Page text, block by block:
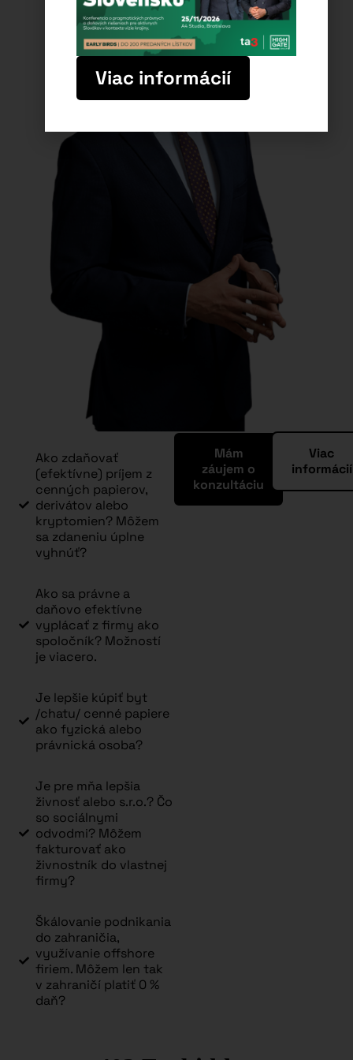
Ako zdaňovať
(efektívne) príjem z
cenných papierov,
derivátov alebo
kryptomien? Môžem
sa zdaneniu úplne
vyhnúť?
Ako sa právne a
daňovo efektívne
vyplácať z firmy ako
spoločník? Možností
je viacero.
Je lepšie kúpiť byt
/chatu/ cenné papiere
ako fyzická alebo
právnická osoba?
Je pre mňa lepšia
živnosť alebo s.r.o.? Čo
so sociálnymi
odvodmi? Môžem
fakturovať ako
živnostník do vlastnej
firmy?
Škálovanie podnikania
do zahraničia,
využívanie offshore
firiem. Môžem len tak
v zahraničí platiť 0 %
daň?
Mám
záujem o
konzultáciu
Viac
informácií
Viac informácií